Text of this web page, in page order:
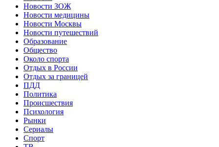
Новости ЗОЖ
Новости медицины
Новости Москвы
Новости путешествий
Образование
Общество
Около спорта
Отдых в России
Отдых за границей
ПДД
Политика
Происшествия
Психология
Рынки
Сериалы
Спорт